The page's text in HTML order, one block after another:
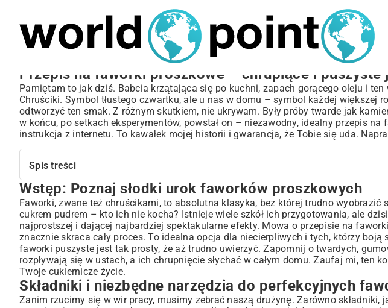
Przepis na faworki proszkowe – chrupiące i puszyste
Pamiętam to jak dziś. Babcia krzątająca się po kuchni, zapach gorącego oleju i ten
Chruściki. Symbol tłustego czwartku, ale u nas w domu – symbol każdej większej
odtworzyć ten smak. Z różnym skutkiem, nie ukrywam. Były próby twarde jak
w końcu, po setkach eksperymentów, powstał on – niezawodny, idealny przepis
instrukcja z internetu. To kawałek mojej historii i gwarancja, że Tobie się uda.
Spis treści
Wstęp: Poznaj słodki urok faworków proszkowych
Składniki i niezbędne narzędzia do perfekcyjnych faworków
Wybór najlepszych składników – podstawa sukcesu
Akcesoria kuchenne, które ułatwią pracę
Przygotowanie ciasta na faworki – krok po kroku
Tajemnice idealnie puszystego ciasta
Wałkowanie i formowanie – jak uzyskać kształtne chruściki
Smażenie faworków proszkowych – złote i delikatne
Optymalna temperatura i technika smażenia
Wstęp: Poznaj słodki urok faworków proszkowych
Faworki, zwane też chruścikami, to absolutna klasyka, bez której trudno wyobrazić
cukrem pudrem – kto ich nie kocha? Istnieje wiele szkół ich przygotowania, ale
najprostszej i dającej najbardziej spektakularne efekty. Mowa o przepisie na
znacznie skraca cały proces. To idealna opcja dla niecierpliwych i tych, którzy
faworki puszyste jest tak prosty, że aż trudno uwierzyć. Zapomnij o twardych,
rozpływają się w ustach, a ich chrupnięcie słychać w całym domu. Zaufaj mi, ten
Twoje cukiernicze życie.
Składniki i niezbędne narzędzia do perfekcyjnych
Zanim rzucimy się w wir pracy, musimy zebrać naszą drużynę. Zarówno składniki,